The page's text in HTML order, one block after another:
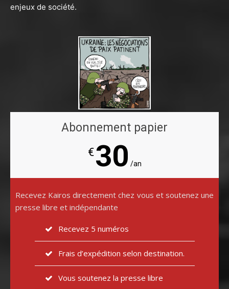
enjeux de société.
Abonnement papier
€30 /an
Recevez Kairos directement chez vous et soutenez une
presse libre et indépendante
Recevez 5 numéros
Frais d’expédition selon destination.
Vous soutenez la presse libre